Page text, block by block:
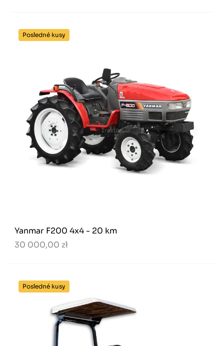
Posledné kusy
Yanmar F200 4x4 - 20 km
30 000,00 zł
Posledné kusy